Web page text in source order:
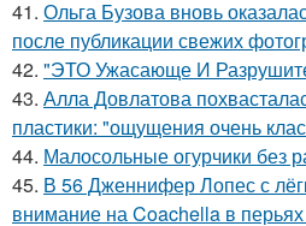
41. Ольга Бузова вновь
после публикации свежих
42. "ЭТО Ужасающе И
43. Алла Довлатова
пластики: "ощущения очень
44. Малосольные огурчики без
45. В 56 Дженнифер Лопес с
внимание на Coachella в перьях